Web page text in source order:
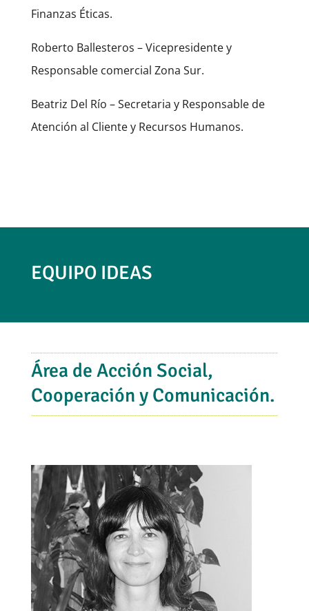
Finanzas Éticas.
Roberto Ballesteros – Vicepresidente y
Responsable comercial Zona Sur.
Beatriz Del Río – Secretaria y Responsable de
Atención al Cliente y Recursos Humanos.
EQUIPO IDEAS
Área de Acción Social,
Cooperación y Comunicación.